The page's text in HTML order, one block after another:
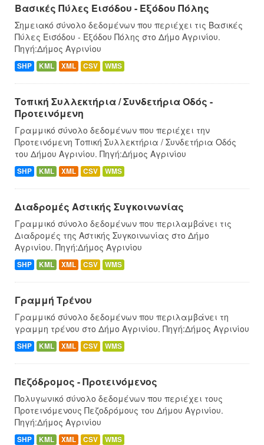
Βασικές Πύλες Εισόδου - Εξόδου Πόλης
Σημειακό σύνολο δεδομένων που περιέχει τις Βασικές
Πύλες Εισόδου - Εξόδου Πόλης στο Δήμο Αγρινίου.
Πηγή:Δήμος Αγρινίου
SHP KML XML CSV WMS
Τοπική Συλλεκτήρια / Συνδετήρια Οδός -
Προτεινόμενη
Γραμμικό σύνολο δεδομένων που περιέχει την
Προτεινόμενη Τοπική Συλλεκτήρια / Συνδετήρια Οδός
του Δήμου Αγρινίου. Πηγή:Δήμος Αγρινίου
SHP KML XML CSV WMS
Διαδρομές Αστικής Συγκοινωνίας
Γραμμικό σύνολο δεδομένων που περιλαμβάνει τις
Διαδρομές της Αστικής Συγκοινωνίας στο Δήμο
Αγρινίου. Πηγή:Δήμος Αγρινίου
SHP KML XML CSV WMS
Γραμμή Τρένου
Γραμμικό σύνολο δεδομένων που περιλαμβάνει τη
γραμμη τρένου στο Δήμο Αγρινίου. Πηγή:Δήμος Αγρινίου
SHP KML XML CSV WMS
Πεζόδρομος - Προτεινόμενος
Πολυγωνικό σύνολο δεδομένων που περιέχει τους
Προτεινόμενους Πεζοδρόμους του Δήμου Αγρινίου.
Πηγή:Δήμος Αγρινίου
SHP KML XML CSV WMS